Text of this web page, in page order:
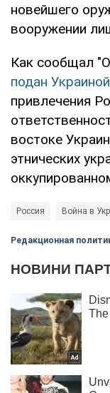
новейшего
вооружении
Как сообщал
подан
привлечения
востоке
этнических
Россия Война в
Редакционная